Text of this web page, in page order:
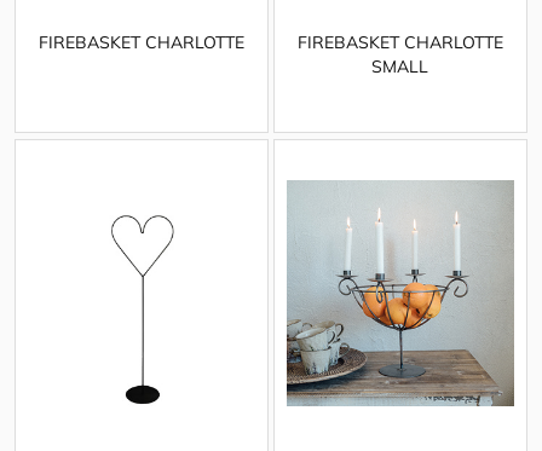
FIREBASKET CHARLOTTE
FIREBASKET CHARLOTTE
SMALL